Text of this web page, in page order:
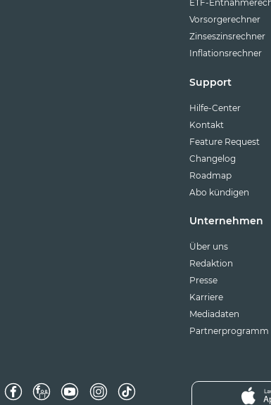
ETF-
Vorsorgerechner
Zinseszinsrechner
Inflationsrechner
Support
Hilfe-Center
Kontakt
Feature Request
Changelog
Roadmap
Abo kündigen
Unternehmen
Über uns
Redaktion
Presse
Karriere
Mediadaten
Partnerprogramm